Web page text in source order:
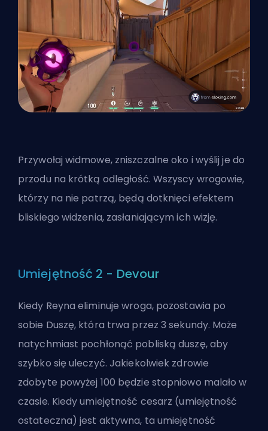
Przywołaj widmowe, zniszczalne oko i wyślij je do
przodu na krótką odległość. Wszyscy wrogowie,
którzy na nie patrzą, będą dotknięci efektem
bliskiego widzenia, zasłaniającym ich wizję.
Umiejętność 2 - Devour
Kiedy Reyna eliminuje wroga, pozostawia po
sobie Duszę, która trwa przez 3 sekundy. Może
natychmiast pochłonąć pobliską duszę, aby
szybko się uleczyć. Jakiekolwiek zdrowie
zdobyte powyżej 100 będzie stopniowo malało w
czasie. Kiedy umiejętność cesarz (umiejętność
ostateczna) jest aktywna, ta umiejętność